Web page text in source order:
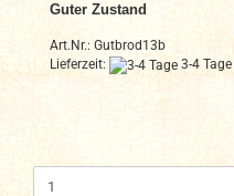
Guter Zustand
Art.Nr.: Gutbrod13b
Lieferzeit:
3-4 Tage